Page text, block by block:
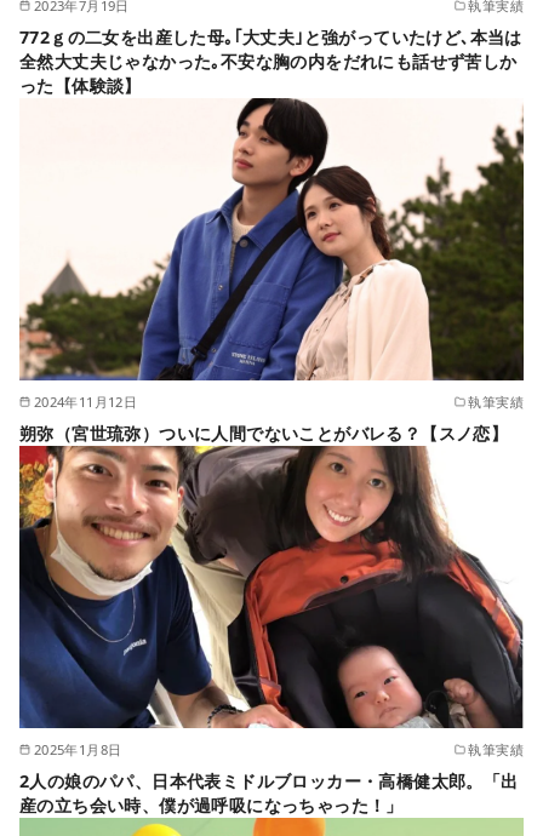
2023年7月19日 執筆実績
772ｇの二女を出産した母｡｢大丈夫｣と強がっていたけど､本当は
全然大丈夫じゃなかった｡不安な胸の内をだれにも話せず苦しか
った【体験談】
2024年11月12日 執筆実績
朔弥（宮世琉弥）ついに人間でないことがバレる？【スノ恋】
2025年1月8日 執筆実績
2人の娘のパパ、日本代表ミドルブロッカー・高橋健太郎。「出
産の立ち会い時、僕が過呼吸になっちゃった！」